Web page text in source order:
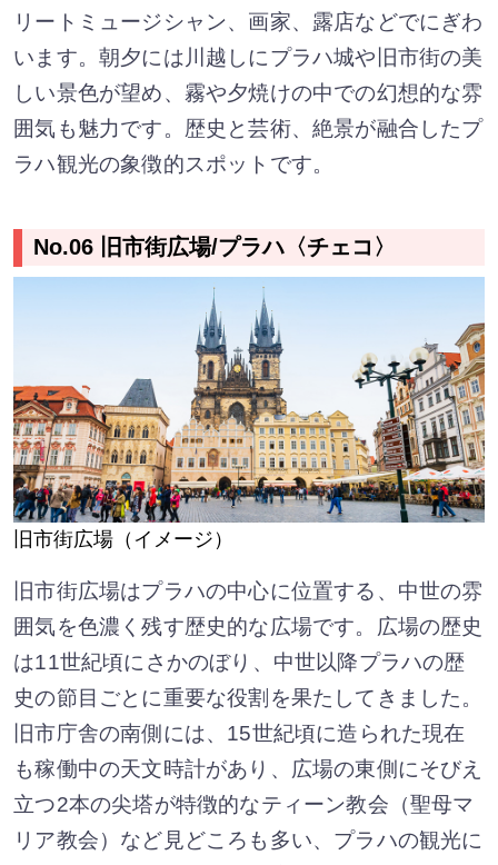
リートミュージシャン、画家、露店などでにぎわ
います。朝夕には川越しにプラハ城や旧市街の美
しい景色が望め、霧や夕焼けの中での幻想的な雰
囲気も魅力です。歴史と芸術、絶景が融合したプ
ラハ観光の象徴的スポットです。
No.06 旧市街広場/プラハ〈チェコ〉
旧市街広場（イメージ）
旧市街広場はプラハの中心に位置する、中世の雰
囲気を色濃く残す歴史的な広場です。広場の歴史
は11世紀頃にさかのぼり、中世以降プラハの歴
史の節目ごとに重要な役割を果たしてきました。
旧市庁舎の南側には、15世紀頃に造られた現在
も稼働中の天文時計があり、広場の東側にそびえ
立つ2本の尖塔が特徴的なティーン教会（聖母マ
リア教会）など見どころも多い、プラハの観光に